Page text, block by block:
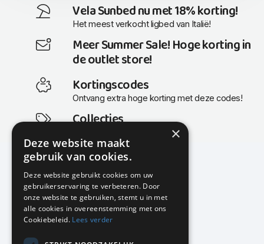
Vela Sunbed nu met 18% korting!
Het meest verkocht ligbed van Italië!
Meer Summer Sale! Hoge korting in
de outlet store!
Kortingscodes
Ontvang extra hoge korting met deze codes!
Collecties
Actuele en populaire collecties
KMP Kantoormeubilair
Airport Business Park
Frankfurtstraat 29-31
1175 RH Lijnden
×
Deze website maakt
gebruik van cookies.
Deze website gebruikt cookies om uw
gebruikerservaring te verbeteren. Door
onze website te gebruiken, stemt u in met
alle cookies in overeenstemming met ons
Cookiebeleid. Lees verder